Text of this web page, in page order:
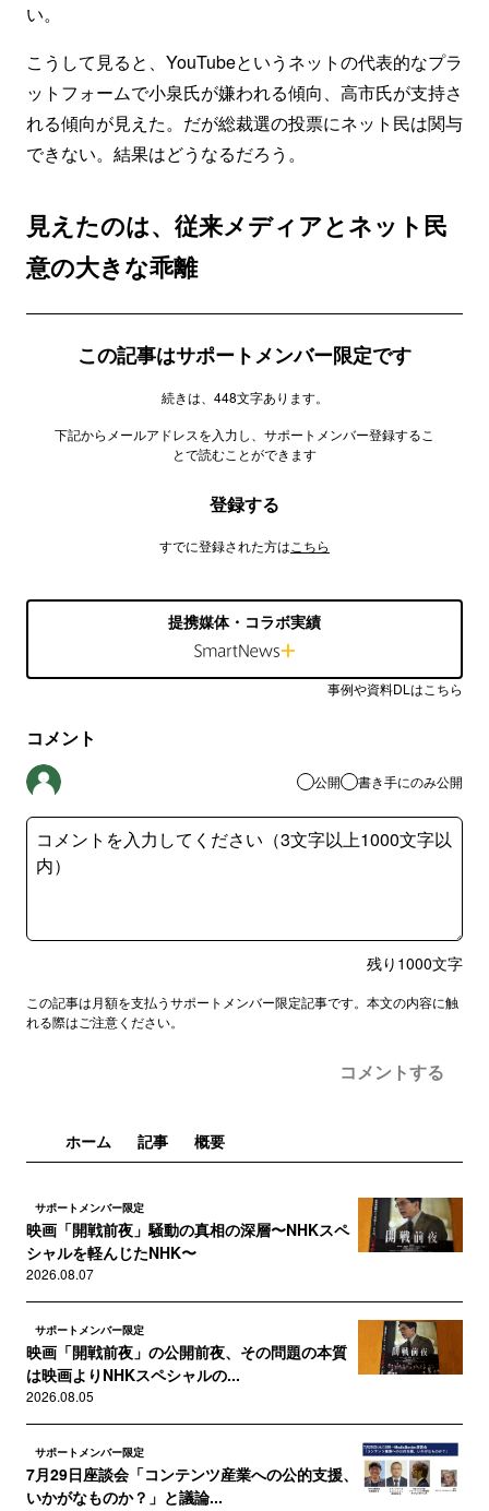
い。
こうして見ると、YouTubeというネットの代表的なプラ
ットフォームで小泉氏が嫌われる傾向、高市氏が支持さ
れる傾向が見えた。だが総裁選の投票にネット民は関与
できない。結果はどうなるだろう。
見えたのは、従来メディアとネット民
意の大きな乖離
この記事はサポートメンバー限定です
続きは、448文字あります。
下記からメールアドレスを入力し、サポートメンバー登録するこ
とで読むことができます
登録する
すでに登録された方は こちら
提携媒体・コラボ実績
事例や資料DLはこちら
コメント
公開 書き手にのみ公開
残り 1000文字
この記事は月額を支払うサポートメンバー限定記事です。本文の内容に触
れる際はご注意ください。
コメントする
ホーム 記事 概要
サポートメンバー限定
映画「開戦前夜」騒動の真相の深層〜NHKスペ
シャルを軽んじたNHK〜
2026.08.07
サポートメンバー限定
映画「開戦前夜」の公開前夜、その問題の本質
は映画よりNHKスペシャルの...
2026.08.05
サポートメンバー限定
7月29日座談会「コンテンツ産業への公的支援、
いかがなものか？」と議論...